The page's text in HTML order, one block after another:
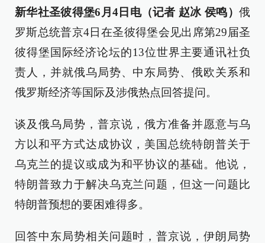
新华社圣彼得堡6月4日电（记者 赵冰 侯鸣） 俄
罗斯总统普京4日在圣彼得堡会见出席第29届圣
彼得堡国际经济论坛的13位世界主要通讯社负
责人，并就俄乌局势、中东局势、俄欧关系和
俄罗斯经济等国际及涉俄热点回答提问。
谈及俄乌局势，普京说，俄方准备并愿意与乌
方以和平方式达成协议，美国总统特朗普关于
乌克兰的提议或成为和平协议的基础。他说，
特朗普致力于解决乌克兰问题，但这一问题比
特朗普预想的要困难得多。
回答中东局势相关问题时，普京说，伊朗局势